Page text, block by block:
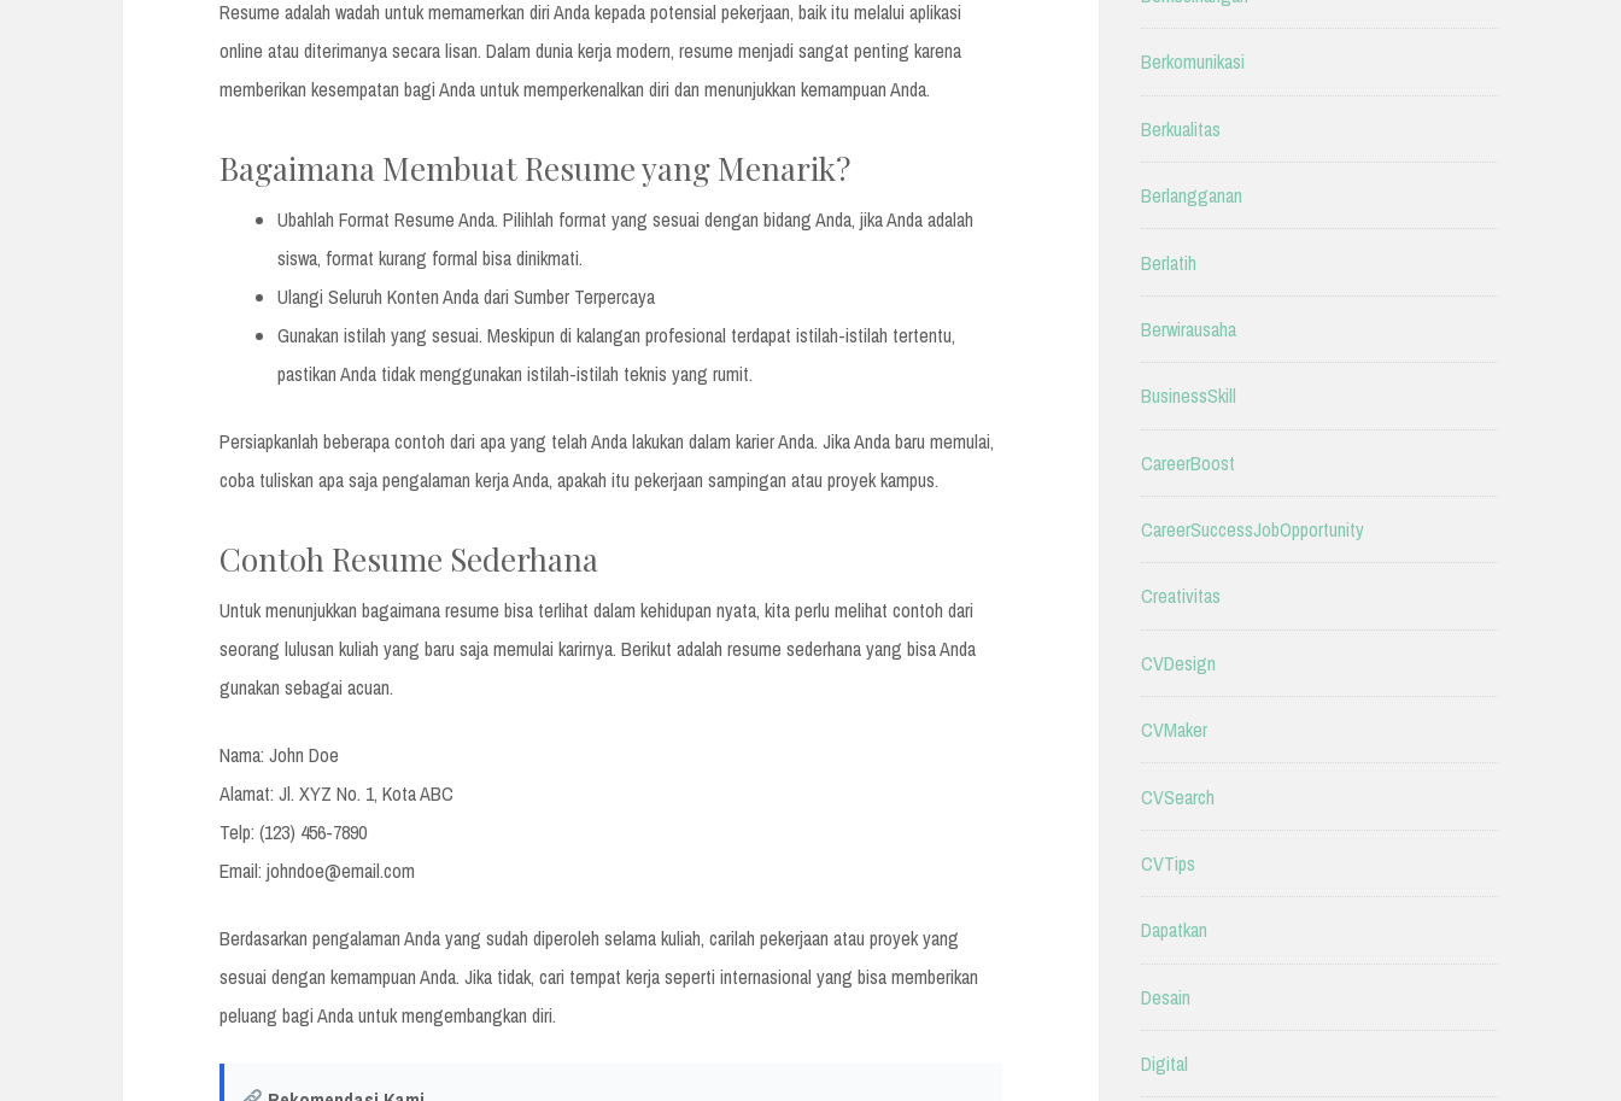
Resume adalah wadah untuk memamerkan diri Anda kepada potensial pekerjaan, baik itu melalui aplikasi
online atau diterimanya secara lisan. Dalam dunia kerja modern, resume menjadi sangat penting karena
memberikan kesempatan bagi Anda untuk memperkenalkan diri dan menunjukkan kemampuan Anda.
Bagaimana Membuat Resume yang Menarik?
Ubahlah Format Resume Anda. Pilihlah format yang sesuai dengan bidang Anda, jika Anda adalah
siswa, format kurang formal bisa dinikmati.
Ulangi Seluruh Konten Anda dari Sumber Terpercaya
Gunakan istilah yang sesuai. Meskipun di kalangan profesional terdapat istilah-istilah tertentu,
pastikan Anda tidak menggunakan istilah-istilah teknis yang rumit.
Persiapkanlah beberapa contoh dari apa yang telah Anda lakukan dalam karier Anda. Jika Anda baru memulai,
coba tuliskan apa saja pengalaman kerja Anda, apakah itu pekerjaan sampingan atau proyek kampus.
Contoh Resume Sederhana
Untuk menunjukkan bagaimana resume bisa terlihat dalam kehidupan nyata, kita perlu melihat contoh dari
seorang lulusan kuliah yang baru saja memulai karirnya. Berikut adalah resume sederhana yang bisa Anda
gunakan sebagai acuan.
Nama: John Doe
Alamat: Jl. XYZ No. 1, Kota ABC
Telp: (123) 456-7890
Email: johndoe@email.com
Berdasarkan pengalaman Anda yang sudah diperoleh selama kuliah, carilah pekerjaan atau proyek yang
sesuai dengan kemampuan Anda. Jika tidak, cari tempat kerja seperti internasional yang bisa memberikan
peluang bagi Anda untuk mengembangkan diri.
Berkomunikasi
Berkualitas
Berlangganan
Berlatih
Berwirausaha
BusinessSkill
CareerBoost
CareerSuccessJobOpportunity
Creativitas
CVDesign
CVMaker
CVSearch
CVTips
Dapatkan
Desain
Digital